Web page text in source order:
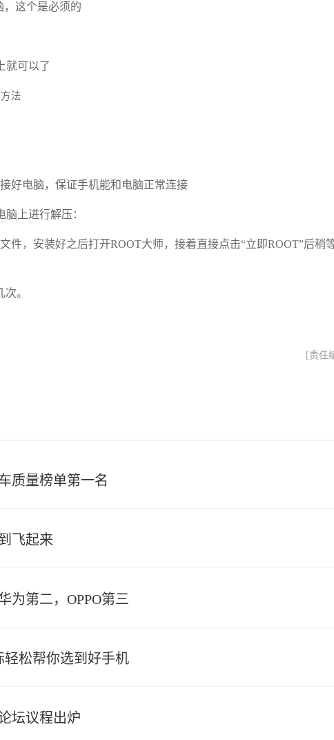
，这个是必须的
就可以了
好电脑，保证手机能和电脑正常连接
上进行解压：
件，安装好之后打开ROOT大师，接着直接点击“立即ROOT”后稍
。
[责任
质量榜单第一名
飞起来
为第二，OPPO第三
松帮你选到好手机
坛议程出炉